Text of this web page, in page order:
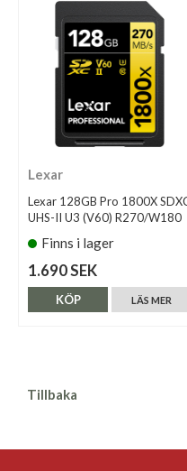
Lexar
Lexar 128GB Pro 1800X
UHS-II U3 (V60) R270/W180
Finns i lager
1.690 SEK
LÄS MER
KÖP
Tillbaka